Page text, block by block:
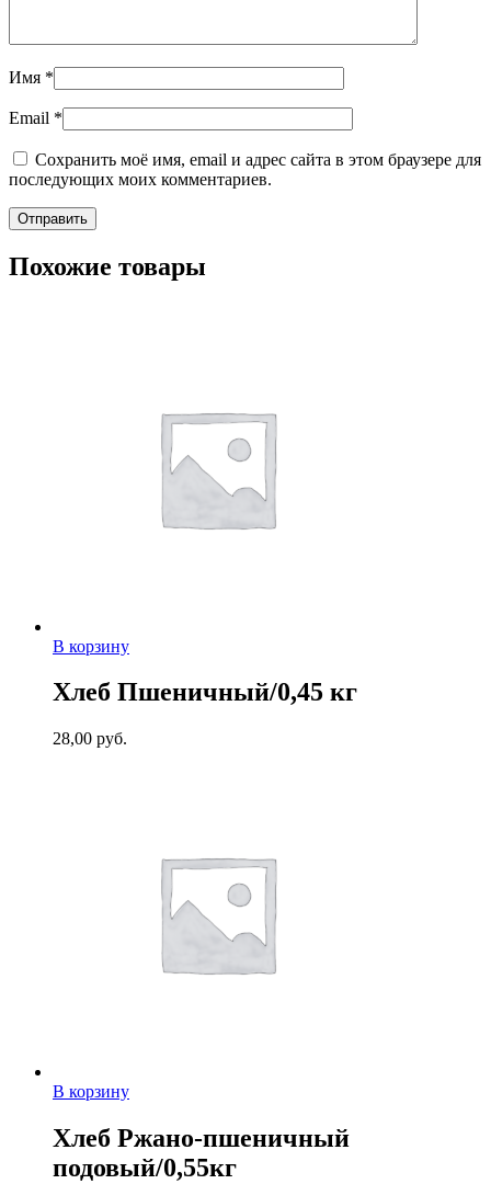
Имя *
Email *
Сохранить моё имя, email и адрес сайта в этом браузере для
последующих моих комментариев.
Похожие товары
В корзину
Хлеб Пшеничный/0,45 кг
28,00 руб.
В корзину
Хлеб Ржано-пшеничный
подовый/0,55кг